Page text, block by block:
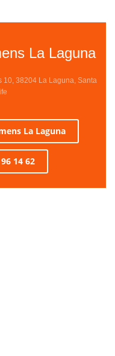
La Laguna
10, 38204 La Laguna, Santa
La Laguna
14 62